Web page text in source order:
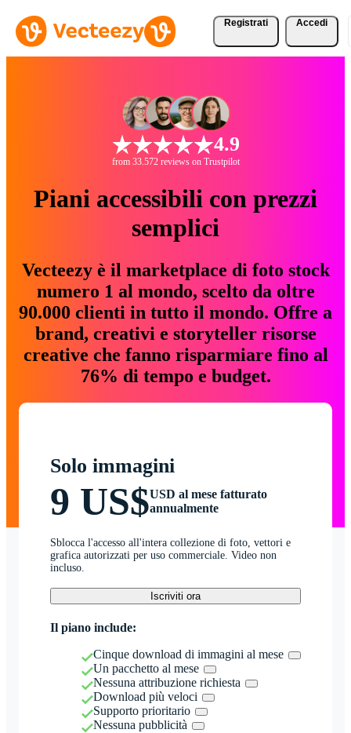
Registrati Accedi
4.9
from 33.572 reviews on Trustpilot
Piani accessibili con prezzi
semplici
Vecteezy è il marketplace di foto stock
numero 1 al mondo, scelto da oltre
90.000 clienti in tutto il mondo. Offre a
brand, creativi e storyteller risorse
creative che fanno risparmiare fino al
76% di tempo e budget.
Solo immagini
9 US$USD al mese fatturato
annualmente
Sblocca l'accesso all'intera collezione di foto, vettori e
grafica autorizzati per uso commerciale. Video non
incluso.
Iscriviti ora
Il piano include:
Cinque download di immagini al mese
Un pacchetto al mese
Nessuna attribuzione richiesta
Download più veloci
Supporto prioritario
Nessuna pubblicità